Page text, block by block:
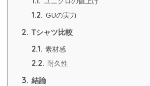
1.2. GUの実力
2. Tシャツ比較
2.1. 素材感
2.2. 耐久性
3. 結論